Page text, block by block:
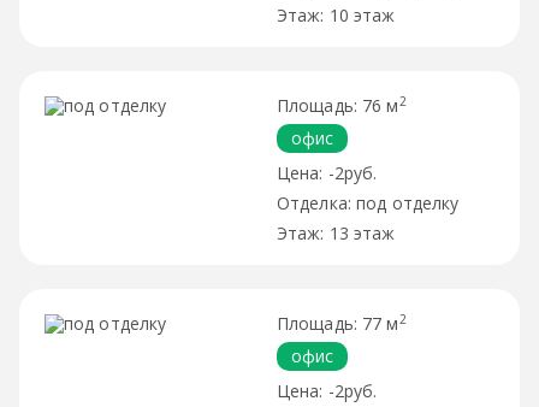
10 этаж
76 м 2
офис
-2руб.
под отделку
13 этаж
77 м 2
офис
-2руб.